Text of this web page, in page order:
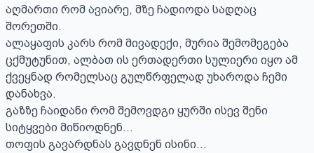
აღმართი რომ ავიარე, მზე ჩადიოდა სადღაც
შორეთში.
ალაყაფის კარს რომ მივადექი, მურია შემომეგება
ცქმუტუნით, ალბათ ის ერთადერთი სულიერი იყო ამ
ქვეყნად რომელსაც გულწრფელად უხაროდა ჩემი
დანახვა.
გაზზე ჩაიდანი რომ შემოვდგი ყურში ისევ შენი
სიტყვები მიწიოდნენ...
თოფის გავარდნას გავდნენ ისინი...